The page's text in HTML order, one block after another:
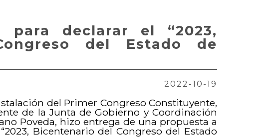
para declarar el “2023,
del Estado de
2022-10-19
del Primer Congreso Constituyente,
de la Junta de Gobierno y Coordinación
Poveda, hizo entrega de una propuesta a
Bicentenario del Congreso del Estado